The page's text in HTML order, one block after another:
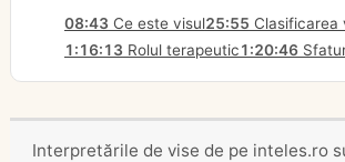
08:43 Ce este visul25:55 Clasificarea
1:16:13 Rolul terapeutic1:20:46
Interpretările de vise de pe inteles.ro